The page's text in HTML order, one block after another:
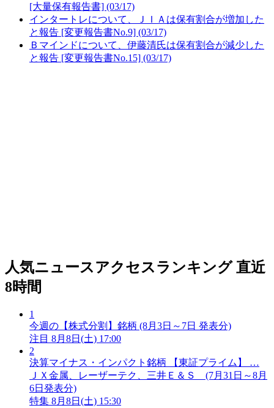
[大量保有報告書] (03/17)
インタートレについて、ＪＩＡは保有割合が増加した
と報告 [変更報告書No.9] (03/17)
Ｂマインドについて、伊藤清氏は保有割合が減少した
と報告 [変更報告書No.15] (03/17)
人気ニュースアクセスランキング 直近
8時間
1
今週の【株式分割】銘柄 (8月3日～7日 発表分)
注目 8月8日(土) 17:00
2
決算マイナス・インパクト銘柄 【東証プライム】 …
ＪＸ金属、レーザーテク、三井Ｅ＆Ｓ (7月31日～8月
6日発表分)
特集 8月8日(土) 15:30